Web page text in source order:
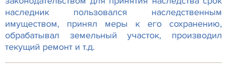
наследник пользовался наследственным
имуществом, принял меры к его сохранению,
обрабатывал земельный участок, производил
текущий ремонт и т.д.